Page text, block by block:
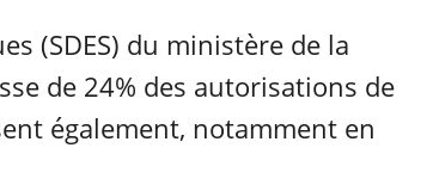
(SDES) du ministère de la
de 24% des autorisations de
également, notamment en